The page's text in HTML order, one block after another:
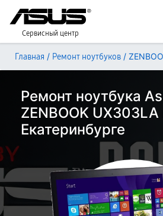
Сервисный центр
Главная / Ремонт ноутбуков /
Ремонт ноутбука
ZENBOOK UX303LA
Екатеринбурге